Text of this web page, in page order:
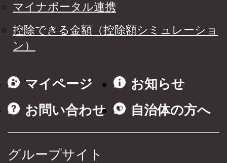
マイナポータル連携
控除できる金額（控除額シミュレーショ
ン）
マイページ
お知らせ
お問い合わせ
自治体の方へ
グループサイト